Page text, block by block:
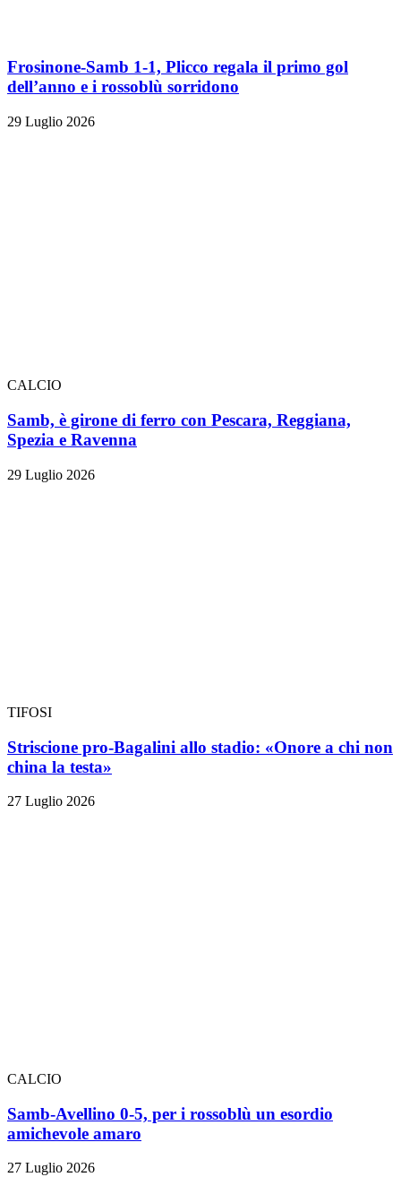
Frosinone-Samb 1-1, Plicco regala il primo gol
dell’anno e i rossoblù sorridono
29 Luglio 2026
CALCIO
Samb, è girone di ferro con Pescara, Reggiana,
Spezia e Ravenna
29 Luglio 2026
TIFOSI
Striscione pro-Bagalini allo stadio: «Onore a chi non
china la testa»
27 Luglio 2026
CALCIO
Samb-Avellino 0-5, per i rossoblù un esordio
amichevole amaro
27 Luglio 2026